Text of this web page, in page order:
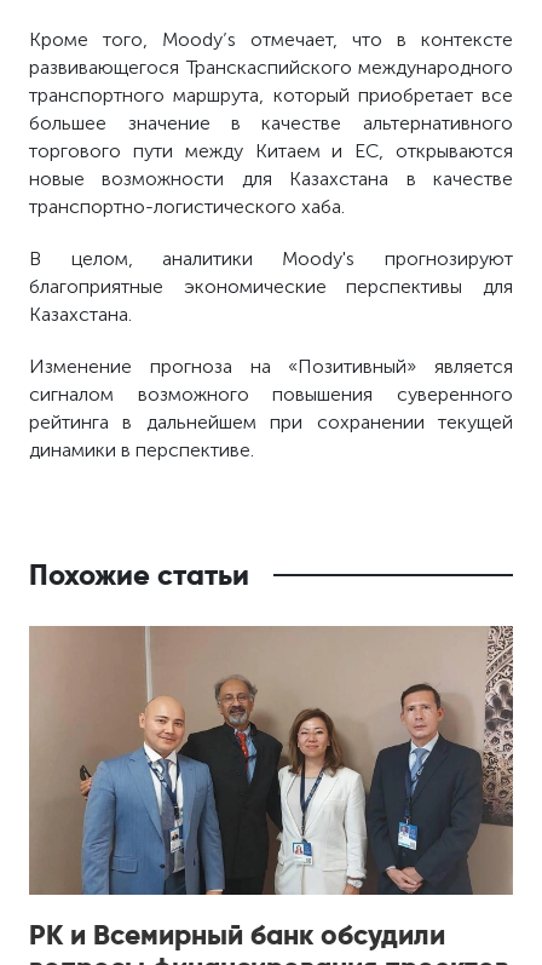
Кроме того, Moody’s отмечает, что в контексте
развивающегося Транскаспийского международного
транспортного маршрута, который приобретает все
большее значение в качестве альтернативного
торгового пути между Китаем и ЕС, открываются
новые возможности для Казахстана в качестве
транспортно-логистического хаба.
В целом, аналитики Moody's прогнозируют
благоприятные экономические перспективы для
Казахстана.
Изменение прогноза на «Позитивный» является
сигналом возможного повышения суверенного
рейтинга в дальнейшем при сохранении текущей
динамики в перспективе.
Похожие статьи
РК и Всемирный банк обсудили